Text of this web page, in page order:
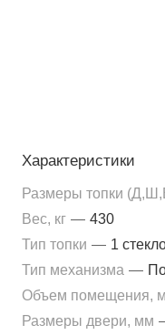
Характеристики
Размеры топки
Вес, кг — 430
Тип топки — 1
Тип механизма —
Объем помещения,
Размеры двери, мм